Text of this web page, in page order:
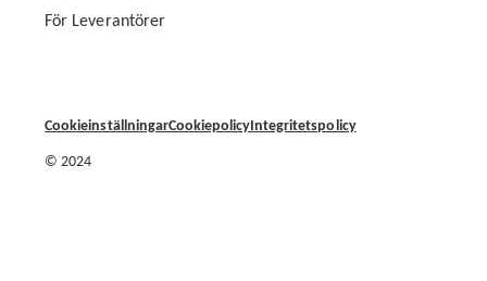
För Leverantörer
CookieinställningarCookiepolicy Integritetspolicy
© 2024